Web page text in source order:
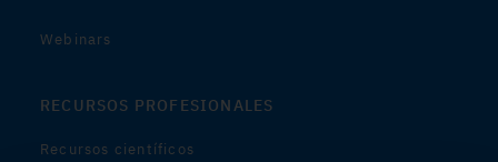
Webinars
RECURSOS PROFESIONALES
Recursos científicos